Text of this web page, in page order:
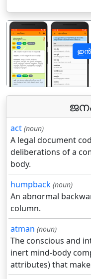
पिछला
act (noun)
A legal document
deliberations of a
body.
humpback (noun)
An abnormal
column.
atman (noun)
The conscious and
inert mind-body
attributes) that